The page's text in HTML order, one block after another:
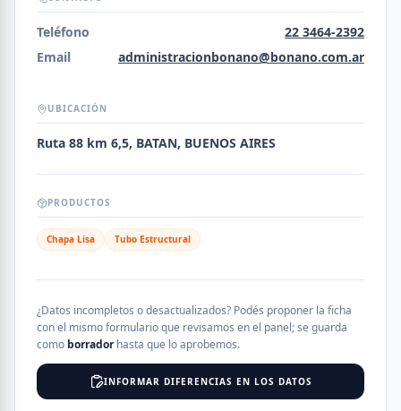
Teléfono
22 3464-2392
Email
administracionbonano@bonano.com.ar
UBICACIÓN
Ruta 88 km 6,5, BATAN, BUENOS AIRES
PRODUCTOS
Chapa Lisa Tubo Estructural
¿Datos incompletos o desactualizados? Podés proponer la ficha
con el mismo formulario que revisamos en el panel; se guarda
como borradorhasta que lo aprobemos.
INFORMAR DIFERENCIAS EN LOS DATOS